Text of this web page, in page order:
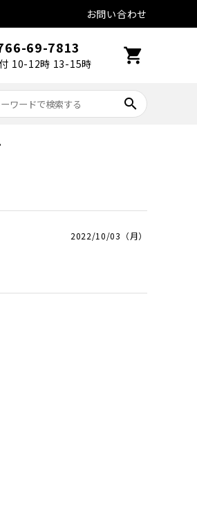
お問い合わせ
69-7813
10-12時 13-15時 shopping_cart
search
2022/10/03（月）